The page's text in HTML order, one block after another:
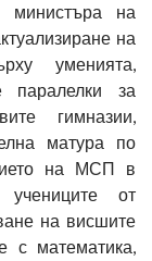
министъра на
на
уменията,
паралелки за
гимназии,
матура по
на МСП в
от
на висшите
с математика,